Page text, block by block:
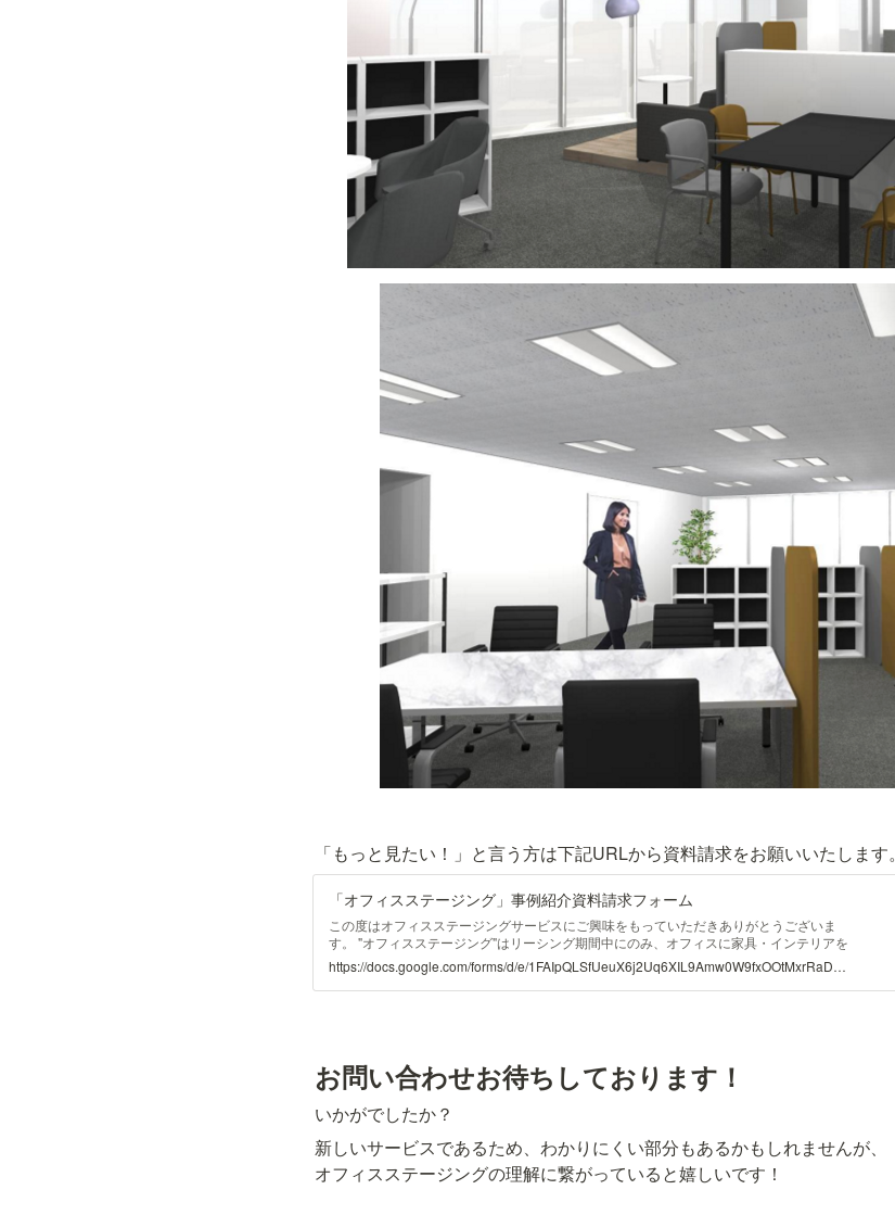
「もっと見たい！」と言う方は下記URLから資料請求をお願いいたします。
「オフィスステージング」事例紹介資料請求フォーム
この度はオフィスステージングサービスにご興味をもっていただきありがとうございま
す。 "オフィスステージング"はリーシング期間中にのみ、オフィスに家具・インテリアを
設置するサービスです。 インパクトのある内装で反響率を上げつつ、成約時のボトルネ
ックとなる内装や什器に対して出てくる不満を防ぐことができるので、成約率の底上げも
可能です。 ...
https://docs.google.com/forms/d/e/1FAIpQLSfUeuX6j2Uq6XIL9Amw0W9fxOOtMxrRaDJW1VkIFTKZk__8og/viewform?usp=sf_link
いかがでしたか？
新しいサービスであるため、わかりにくい部分もあるかもしれませんが、
オフィスステージングの理解に繋がっていると嬉しいです！